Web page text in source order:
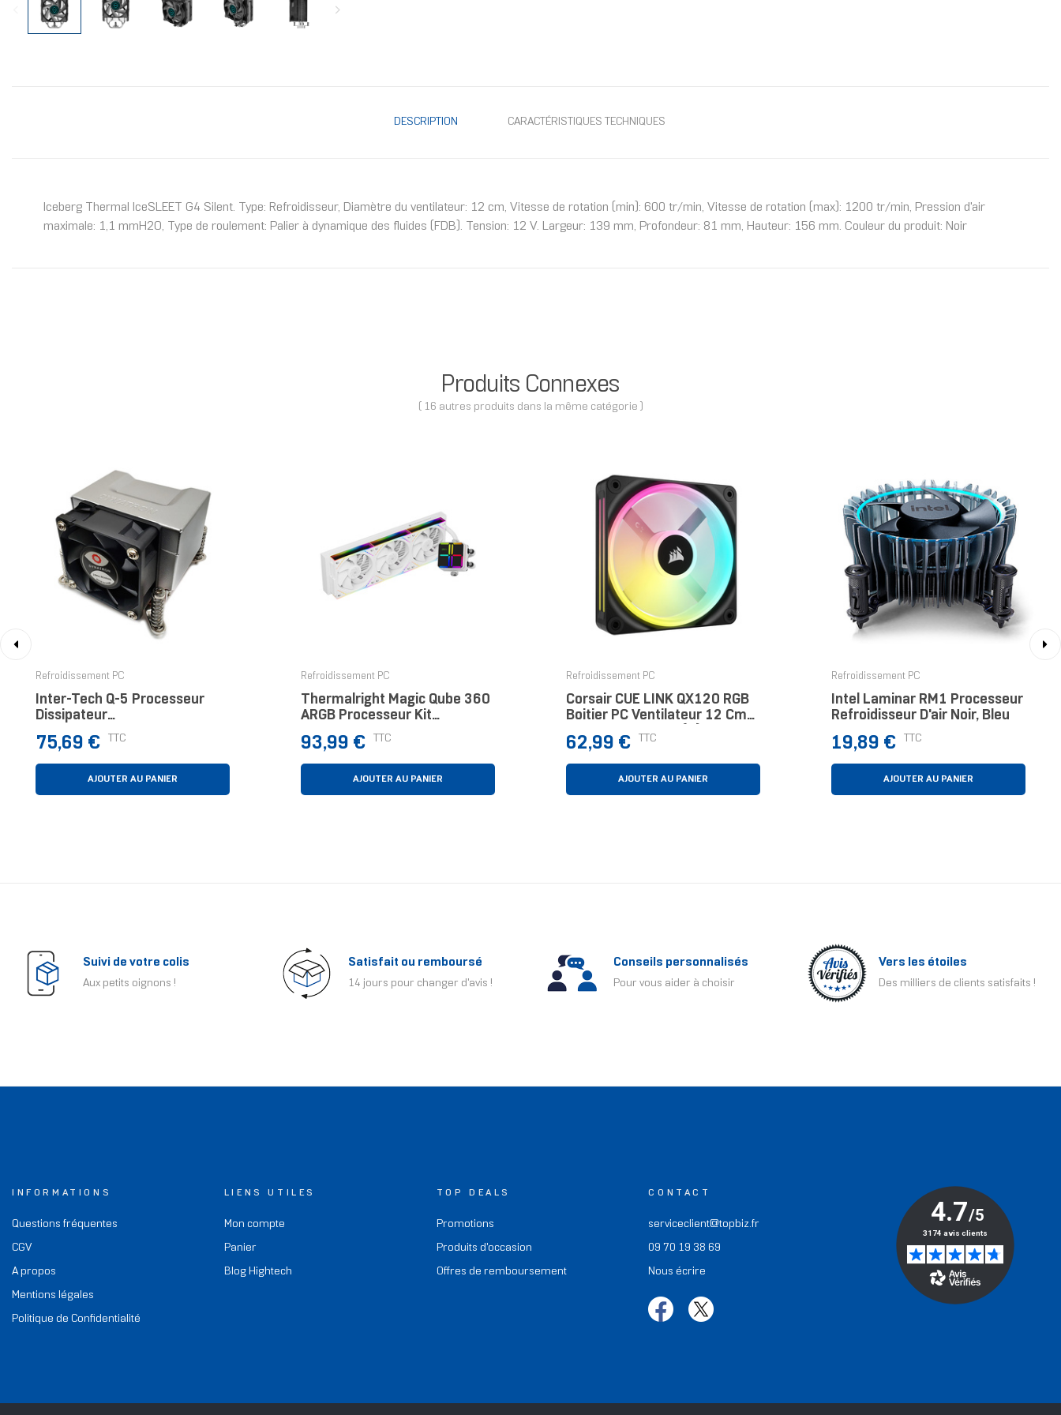
DESCRIPTION CARACTÉRISTIQUES TECHNIQUES
Iceberg Thermal IceSLEET G4 Silent. Type: Refroidisseur, Diamètre du ventilateur: 12 cm, Vitesse de rotation (min): 600 tr/min, Vitesse de rotation (max): 1200 tr/min, Pression d'air
maximale: 1,1 mmH2O, Type de roulement: Palier à dynamique des fluides (FDB). Tension: 12 V. Largeur: 139 mm, Profondeur: 81 mm, Hauteur: 156 mm. Couleur du produit: Noir
Produits Connexes
( 16 autres produits dans la même catégorie )
Refroidissement PC
Inter-Tech Q-5 Processeur
Dissipateur
Thermique/Radiateur 6 Cm
Noir, Argent 1 Pièce(s)
Prix
75,69 € TTC
AJOUTER AU PANIER
Refroidissement PC
Thermalright Magic Qube 360
ARGB Processeur Kit
Watercooling 12 Cm Blanc 1
Pièce(s)
Prix
93,99 € TTC
AJOUTER AU PANIER
Refroidissement PC
Corsair CUE LINK QX120 RGB
Boitier PC Ventilateur 12 Cm
Noir, Blanc 1 Pièce(s)
Prix
62,99 € TTC
AJOUTER AU PANIER
Refroidissement PC
Intel Laminar RM1 Processeur
Refroidisseur D'air Noir, Bleu
Prix
19,89 € TTC
AJOUTER AU PANIER
Suivi de votre colis
Aux petits oignons !
Satisfait ou remboursé
14 jours pour changer d'avis !
Conseils personnalisés
Pour vous aider à choisir
Vers les étoiles
Des milliers de clients satisfaits !
INFORMATIONS
Questions fréquentes
CGV
A propos
Mentions légales
Politique de Confidentialité
LIENS UTILES
Mon compte
Panier
Blog Hightech
TOP DEALS
Promotions
Produits d'occasion
Offres de remboursement
CONTACT
serviceclient@topbiz.fr
09 70 19 38 69
Nous écrire